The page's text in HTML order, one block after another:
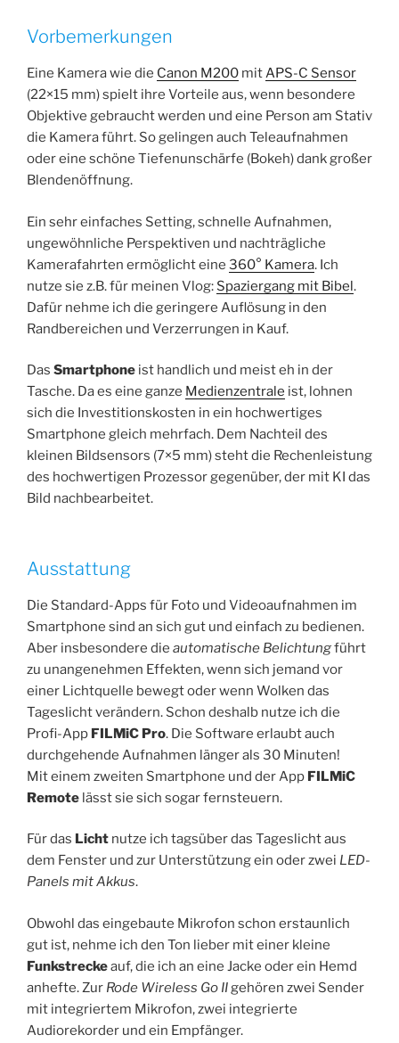
Vorbemerkungen
Eine Kamera wie die Canon M200 mitAPS-C Sensor
(22×15 mm) spielt ihre Vorteile aus, wenn besondere
Objektive gebraucht werden und eine Person am Stativ
die Kamera führt. So gelingen auch Teleaufnahmen
oder eine schöne Tiefenunschärfe (Bokeh) dank großer
Blendenöffnung.
Ein sehr einfaches Setting, schnelle Aufnahmen,
ungewöhnliche Perspektiven und nachträgliche
Kamerafahrten ermöglicht eine 360° Kamera. Ich
nutze sie z.B. für meinen Vlog: Spaziergang mit Bibel.
Dafür nehme ich die geringere Auflösung in den
Randbereichen und Verzerrungen in Kauf.
Das Smartphone ist handlich und meist eh in der
Tasche. Da es eine ganze Medienzentrale ist, lohnen
sich die Investitionskosten in ein hochwertiges
Smartphone gleich mehrfach. Dem Nachteil des
kleinen Bildsensors (7×5 mm) steht die Rechenleistung
des hochwertigen Prozessor gegenüber, der mit KI das
Bild nachbearbeitet.
Ausstattung
Die Standard-Apps für Foto und Videoaufnahmen im
Smartphone sind an sich gut und einfach zu bedienen.
Aber insbesondere die automatische Belichtungführt
zu unangenehmen Effekten, wenn sich jemand vor
einer Lichtquelle bewegt oder wenn Wolken das
Tageslicht verändern. Schon deshalb nutze ich die
Profi-App FILMiC Pro. Die Software erlaubt auch
durchgehende Aufnahmen länger als 30 Minuten!
Mit einem zweiten Smartphone und der App FILMiC
Remote lässt sie sich sogar fernsteuern.
Für das Licht nutze ich tagsüber das Tageslicht aus
dem Fenster und zur Unterstützung ein oder zwei LED-
Panels mit Akkus.
Obwohl das eingebaute Mikrofon schon erstaunlich
gut ist, nehme ich den Ton lieber mit einer kleine
Funkstreckeauf, die ich an eine Jacke oder ein Hemd
anhefte. Zur Rode Wireless Go IIgehören zwei Sender
mit integriertem Mikrofon, zwei integrierte
Audiorekorder und ein Empfänger.